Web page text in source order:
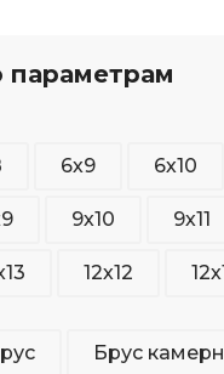
6х9 6х10
9х10 9х11
12х12
Брус